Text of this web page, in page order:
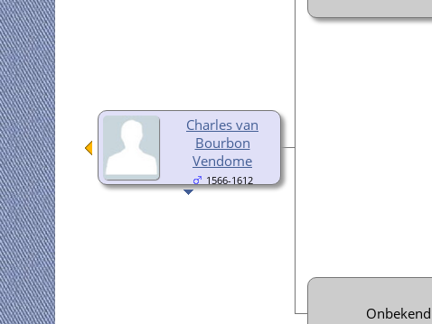
Charles van
Bourbon
Vendome
1566-1612
Onbekend